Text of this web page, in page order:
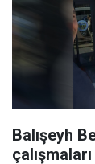
Balışeyh